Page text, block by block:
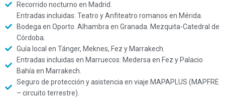
Recorrido nocturno en Madrid.
Entradas incluidas: Teatro y Anfiteatro romanos en Mérida.
Bodega en Oporto. Alhambra en Granada. Mezquita-Catedral de
Córdoba.
Guía local en Tánger, Meknes, Fez y Marrakech.
Entradas incluidas en Marruecos: Medersa en Fez y Palacio
Bahía en Marrakech.
Seguro de protección y asistencia en viaje MAPAPLUS (MAPFRE
– circuito terrestre).